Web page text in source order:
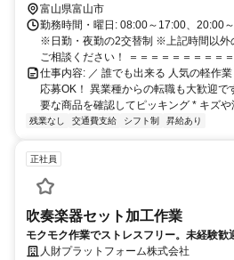
富山県富山市
勤務時間・曜日: 08:00～17:00、20:00
※日勤・夜勤の2交替制 ※上記時間以外
ご相談ください！ ＝＝＝＝＝＝＝＝＝
仕事内容: ／ 誰でも出来る 人気の軽作
応募OK！ 異業種からの転職も大歓迎
要な商品を確認してピッキング * キズや
残業なし 交通費支給 シフト制 昇給あり
正社員
吹奏楽器セット加工作業
モクモク作業でストレスフリー。未経験歓
です。人財プラットフォーム株式会社